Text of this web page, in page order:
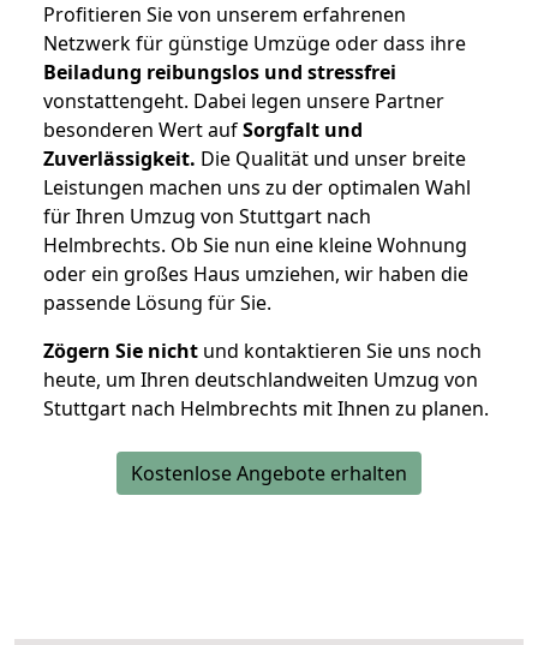
Profitieren Sie von unserem erfahrenen
Netzwerk für günstige Umzüge oder dass ihre
Beiladung reibungslos und stressfrei
vonstattengeht. Dabei legen unsere Partner
besonderen Wert aufSorgfalt und
Zuverlässigkeit. Die Qualität und unser breite
Leistungen machen uns zu der optimalen Wahl
für Ihren Umzug von Stuttgart nach
Helmbrechts. Ob Sie nun eine kleine Wohnung
oder ein großes Haus umziehen, wir haben die
passende Lösung für Sie.
Zögern Sie nicht und kontaktieren Sie uns noch
heute, um Ihren deutschlandweiten Umzug von
Stuttgart nach Helmbrechts mit Ihnen zu planen.
Kostenlose Angebote erhalten